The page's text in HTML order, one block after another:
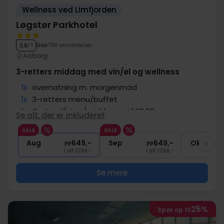
Wellness ved Limfjorden
Løgstør Parkhotel
3.8/ 5 God 788 anmeldelser
Aalborg
3-retters middag med vin/øl og wellness
1x overnatning m. morgenmad
1x 3-retters menu/buffet
1x Gratis øl/vin u/middagen til 20:00
1x Fri adgang til pool og wellness
∞ Gratis internet og parkering
Se alt, der er inkluderet
SALE
Aug pp649,-
I alt 1298,-
SALE
Sep pp649,-
I alt 1298,-
Okt
Se mere
Spar op til25%